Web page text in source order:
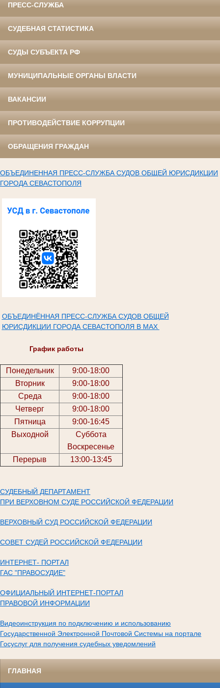
ПРЕСС-СЛУЖБА
СУДЕБНАЯ СТАТИСТИКА
СУДЫ СУБЪЕКТА РФ
МУНИЦИПАЛЬНЫЕ ОРГАНЫ ВЛАСТИ
ВАКАНСИИ
ПРОТИВОДЕЙСТВИЕ КОРРУПЦИИ
ОБРАЩЕНИЯ ГРАЖДАН
ОБЪЕДИНЕННАЯ ПРЕСС-СЛУЖБА СУДОВ ОБЩЕЙ ЮРИСДИКЦИИ
ГОРОДА СЕВАСТОПОЛЯ
ОБЪЕДИНЁННАЯ ПРЕСС-СЛУЖБА СУДОВ ОБЩЕЙ
ЮРИСДИКЦИИ ГОРОДА СЕВАСТОПОЛЯ В МАХ
График работы
Понедельник
9:00-18:00
Вторник
9:00-18:00
Среда
9:00-18:00
Четверг
9:00-18:00
Пятница
9:00-16:45
Выходной
Суббота
Воскресенье
Перерыв
13:00-13:45
СУДЕБНЫЙ ДЕПАРТАМЕНТ
ПРИ ВЕРХОВНОМ СУДЕ РОССИЙСКОЙ ФЕДЕРАЦИИ
ВЕРХОВНЫЙ СУД РОССИЙСКОЙ ФЕДЕРАЦИИ
СОВЕТ СУДЕЙ РОССИЙСКОЙ ФЕДЕРАЦИИ
ИНТЕРНЕТ- ПОРТАЛ
ГАС "ПРАВОСУДИЕ"
ОФИЦИАЛЬНЫЙ ИНТЕРНЕТ-ПОРТАЛ
ПРАВОВОЙ ИНФОРМАЦИИ
Видеоинструкция по подключению и использованию
Государственной Электронной Почтовой Системы на портале
Госуслуг для получения судебных уведомлений
ГЛАВНАЯ